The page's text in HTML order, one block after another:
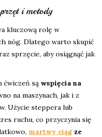
i metody
kluczową rolę w
nóg. Dlatego warto skupić
sprzęcie, aby osiągnąć jak
ćwiczeń są wspięcia na
na maszynach, jak i z
Użycie steppera lub
ruchu, co przyczynia się
martwy ciąg ze